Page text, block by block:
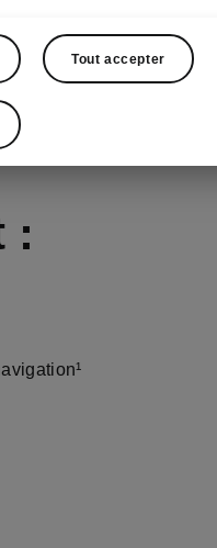
essai
:
Tout accepter